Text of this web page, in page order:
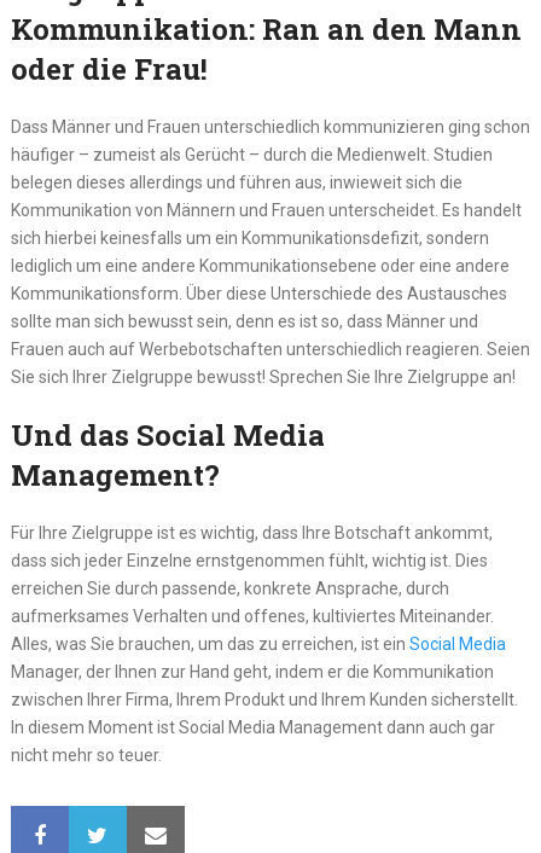
Kommunikation: Ran an den Mann
oder die Frau!
Dass Männer und Frauen unterschiedlich kommunizieren ging schon
häufiger – zumeist als Gerücht – durch die Medienwelt. Studien
belegen dieses allerdings und führen aus, inwieweit sich die
Kommunikation von Männern und Frauen unterscheidet. Es handelt
sich hierbei keinesfalls um ein Kommunikationsdefizit, sondern
lediglich um eine andere Kommunikationsebene oder eine andere
Kommunikationsform. Über diese Unterschiede des Austausches
sollte man sich bewusst sein, denn es ist so, dass Männer und
Frauen auch auf Werbebotschaften unterschiedlich reagieren. Seien
Sie sich Ihrer Zielgruppe bewusst! Sprechen Sie Ihre Zielgruppe an!
Und das Social Media
Management?
Für Ihre Zielgruppe ist es wichtig, dass Ihre Botschaft ankommt,
dass sich jeder Einzelne ernstgenommen fühlt, wichtig ist. Dies
erreichen Sie durch passende, konkrete Ansprache, durch
aufmerksames Verhalten und offenes, kultiviertes Miteinander.
Alles, was Sie brauchen, um das zu erreichen, ist ein Social Media
Manager, der Ihnen zur Hand geht, indem er die Kommunikation
zwischen Ihrer Firma, Ihrem Produkt und Ihrem Kunden sicherstellt.
In diesem Moment ist Social Media Management dann auch gar
nicht mehr so teuer.